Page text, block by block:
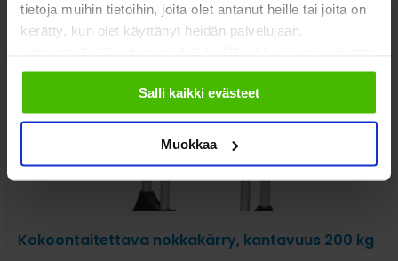
tietoja muihin tietoihin, joita olet antanut heille tai joita on
kerätty, kun olet käyttänyt heidän palvelujaan.
sallimiisi evästeisiin.
Salli kaikki evästeet
Muokkaa
Kokoontaitettava nokkakärry, kantavuus 200 kg